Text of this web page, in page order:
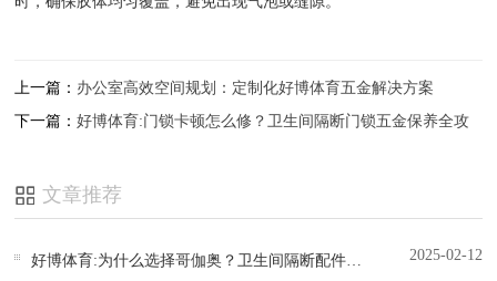
上一篇： 办公室高效空间规划：定制化好博体育五金解决方案
下一篇：好博体育:门锁卡顿怎么修？卫生间隔断门锁五金保养全攻
文章推荐
2025-02-12